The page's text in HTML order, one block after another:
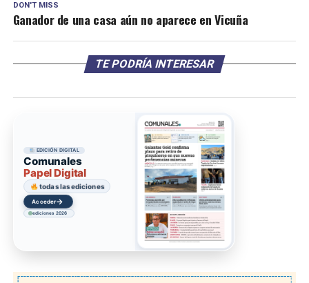
DON'T MISS
Ganador de una casa aún no aparece en Vicuña
TE PODRÍA INTERESAR
EDICIÓN DIGITAL
Comunales
Papel Digital
todas las ediciones
Acceder→
ediciones 2026